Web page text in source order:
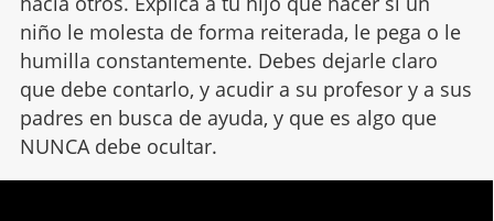
niño le molesta de forma reiterada, le pega o le
humilla constantemente. Debes dejarle claro
que debe contarlo, y acudir a su profesor y a sus
padres en busca de ayuda, y que es algo que
NUNCA debe ocultar.